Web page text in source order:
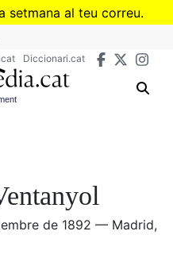
setmana al teu correu.
de Divulcat
Diccionari.cat
de 1892 — Madrid,